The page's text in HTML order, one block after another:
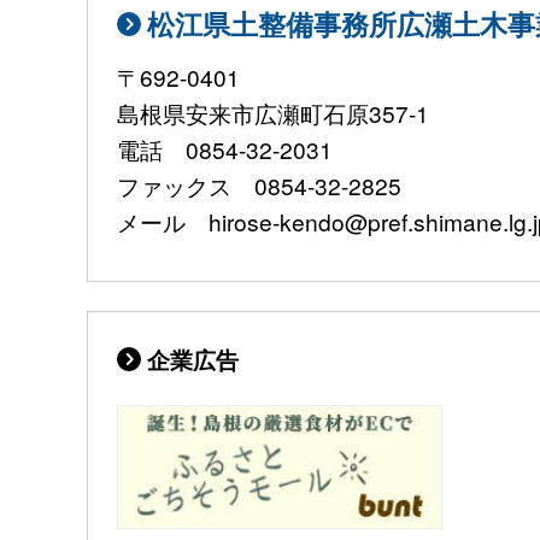
松江県土整備事務所広瀬土木
〒692-0401
島根県安来市広瀬町石原357-1
電話 0854-32-2031
ファックス 0854-32-2825
メール hirose-
企業広告